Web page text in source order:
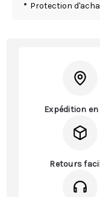
Protection
Expédition
Retours